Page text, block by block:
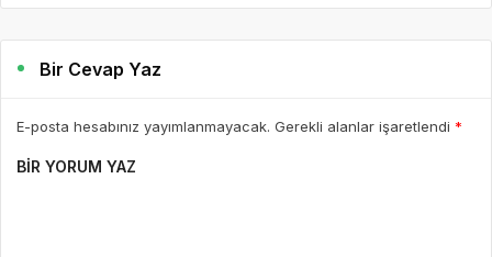
Bir Cevap Yaz
E-posta hesabınız yayımlanmayacak. Gerekli alanlar işaretlendi *
BIR YORUM YAZ